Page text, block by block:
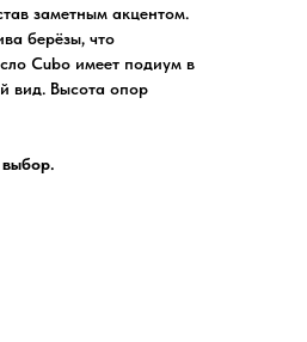
заметным акцентом.
берёзы, что
Cubo имеет подиум в
вид. Высота опор